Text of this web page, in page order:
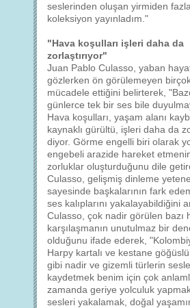
seslerinden oluşan yirmiden
koleksiyon yayınladım."
"Hava koşulları işleri daha da
zorlaştırıyor"
Juan Pablo Culasso, yaban
gözlerken ön görülemeyen
mücadele ettiğini belirterek,
günlerce tek bir ses bile
Hava koşulları, yaşam alanı
kaynaklı gürültü, işleri daha da
diyor. Görme engelli biri olarak
engebeli arazide hareket
zorluklar oluşturduğunu dile
Culasso, gelişmiş dinleme
sayesinde başkalarının fark
ses kalıplarını yakalayabildiğini
Culasso, çok nadir görülen bazı
karşılaşmanın unutulmaz bir
olduğunu ifade ederek,
Harpy kartalı ve kestane göğüslü
gibi nadir ve gizemli türlerin
kaydetmek benim için çok
zamanda geriye yolculuk
sesleri yakalamak, doğal